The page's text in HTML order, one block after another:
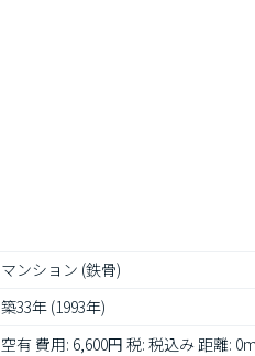
マンション (鉄骨)
築33年 (1993年)
空有 費用: 6,600円 税: 税込み 距離: 0m